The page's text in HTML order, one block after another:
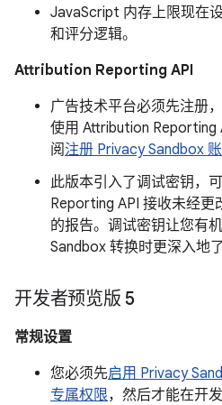
JavaScript 内存上限现在
和评分逻辑。
Attribution Reporting API
广告技术平台必须先注册
使用 Attribution Reporting
阅注册 Privacy Sandbox
此版本引入了调试密钥，
Reporting API 接收未经
的报告。调试密钥让您有
Sandbox 转换时更深入地
开发者预览版 5
常规设置
您必须先启用 Privacy
专属权限，然后才能在开